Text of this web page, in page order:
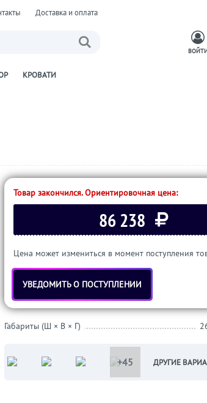
Доставка и оплата
КРОВАТИ
Товар закончился. Ориентировочная цена:
86 238
Цена может измениться в момент поступления
УВЕДОМИТЬ О ПОСТУПЛЕНИИ
Габариты (Ш × В × Г)
+45 ДРУГИЕ